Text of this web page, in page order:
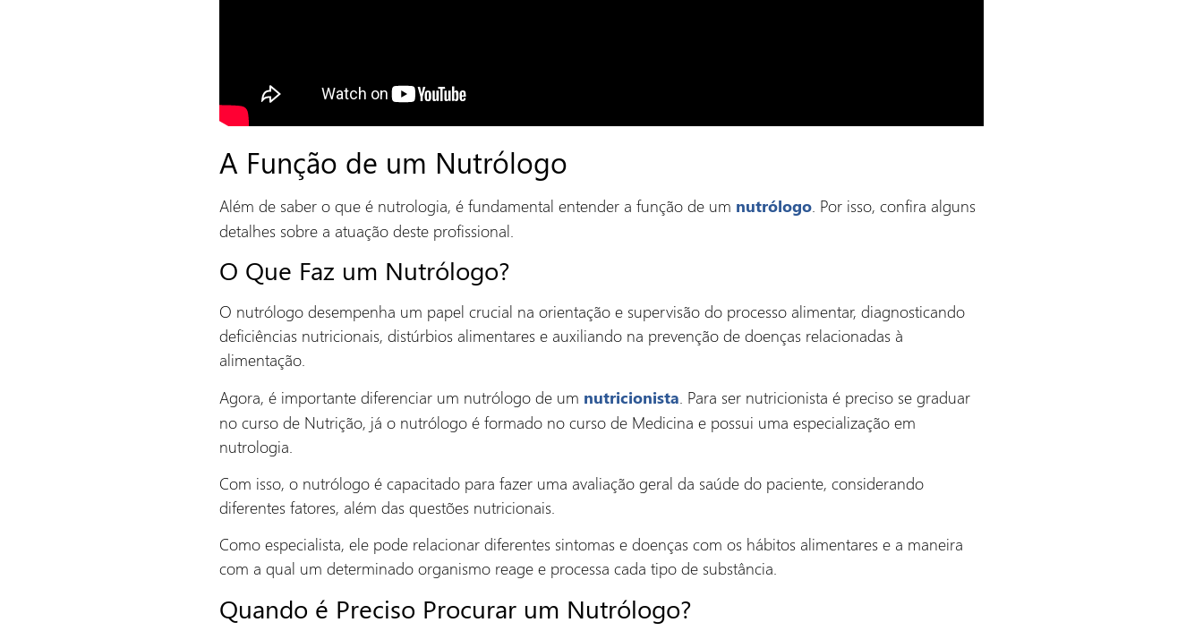
A Função de um Nutrólogo
Além de saber o que é nutrologia, é fundamental entender a função de um nutrólogo . Por isso, confira alguns
detalhes sobre a atuação deste profissional.
O Que Faz um Nutrólogo?
O nutrólogo desempenha um papel crucial na orientação e supervisão do processo alimentar, diagnosticando
deficiências nutricionais, distúrbios alimentares e auxiliando na prevenção de doenças relacionadas à
alimentação.
Agora, é importante diferenciar um nutrólogo de um nutricionista . Para ser nutricionista é preciso se graduar
no curso de Nutrição, já o nutrólogo é formado no curso de Medicina e possui uma especialização em
nutrologia.
Com isso, o nutrólogo é capacitado para fazer uma avaliação geral da saúde do paciente, considerando
diferentes fatores, além das questões nutricionais.
Como especialista, ele pode relacionar diferentes sintomas e doenças com os hábitos alimentares e a maneira
com a qual um determinado organismo reage e processa cada tipo de substância.
Quando é Preciso Procurar um Nutrólogo?